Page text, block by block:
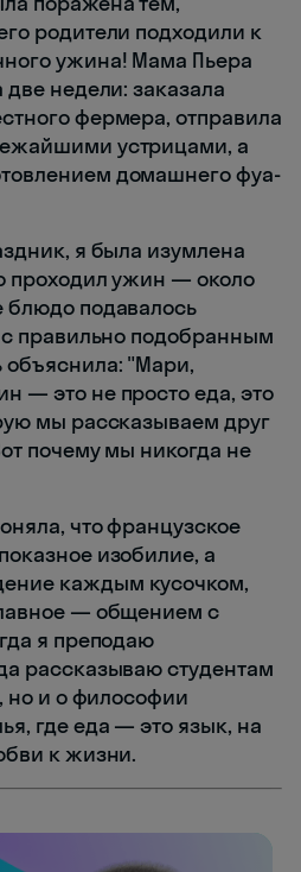
родители подходили к
ужина! Мама Пьера
две недели: заказала
фермера, отправила
устрицами, а
домашнего фуа-
я была изумлена
проходил ужин — около
подавалось
с правильно подобранным
объяснила: "Мари,
— это не просто еда, это
мы рассказываем друг
почему мы никогда не
что французское
изобилие, а
каждым кусочком,
— общением с
я преподаю
рассказываю студентам
но и о философии
где еда — это язык, на
к жизни.